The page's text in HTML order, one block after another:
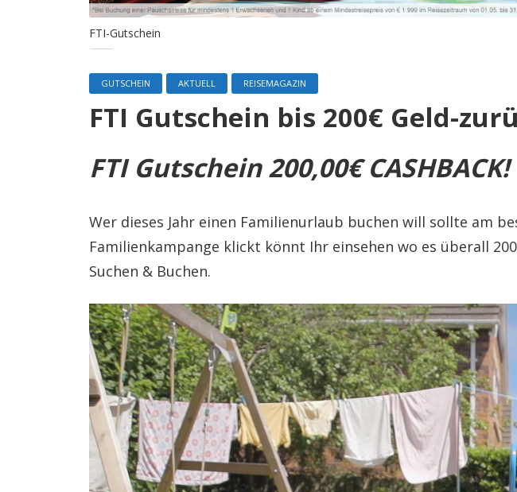
FTI-Gutschein
GUTSCHEIN AKTUELL REISEMAGAZIN
FTI Gutschein bis 200€ Geld-
FTI Gutschein 200,00€ CASHBACK!
Wer dieses Jahr einen Familienurlaub buchen will sollte am
Familienkampange klickt könnt Ihr einsehen wo es überall
Suchen & Buchen.
Video-
Player